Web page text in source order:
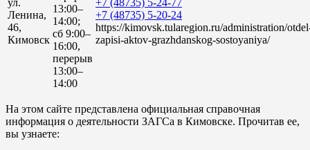
Ленина,
46,
Кимовск
13:00–
14:00;
сб 9:00–
16:00,
перерыв
13:00–
14:00
+7 (48735) 5-20-24
https://kimovsk.tularegion.ru/administration/
zapisi-aktov-grazhdanskog-sostoyaniya/
На этом сайте представлена официальная справочная
информация о деятельности ЗАГСа в Кимовске. Прочитав ее,
вы узнаете: